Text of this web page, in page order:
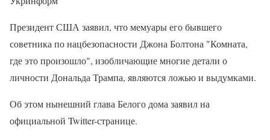
Президент США заявил, что мемуары его бывшего
советника по нацбезопасности Джона Болтона "Комната,
где это произошло", изобличающие многие детали о
личности Дональда Трампа, являются ложью и выдумками.
Об этом нынешний глава Белого дома заявил на
официальной Twitter-странице.